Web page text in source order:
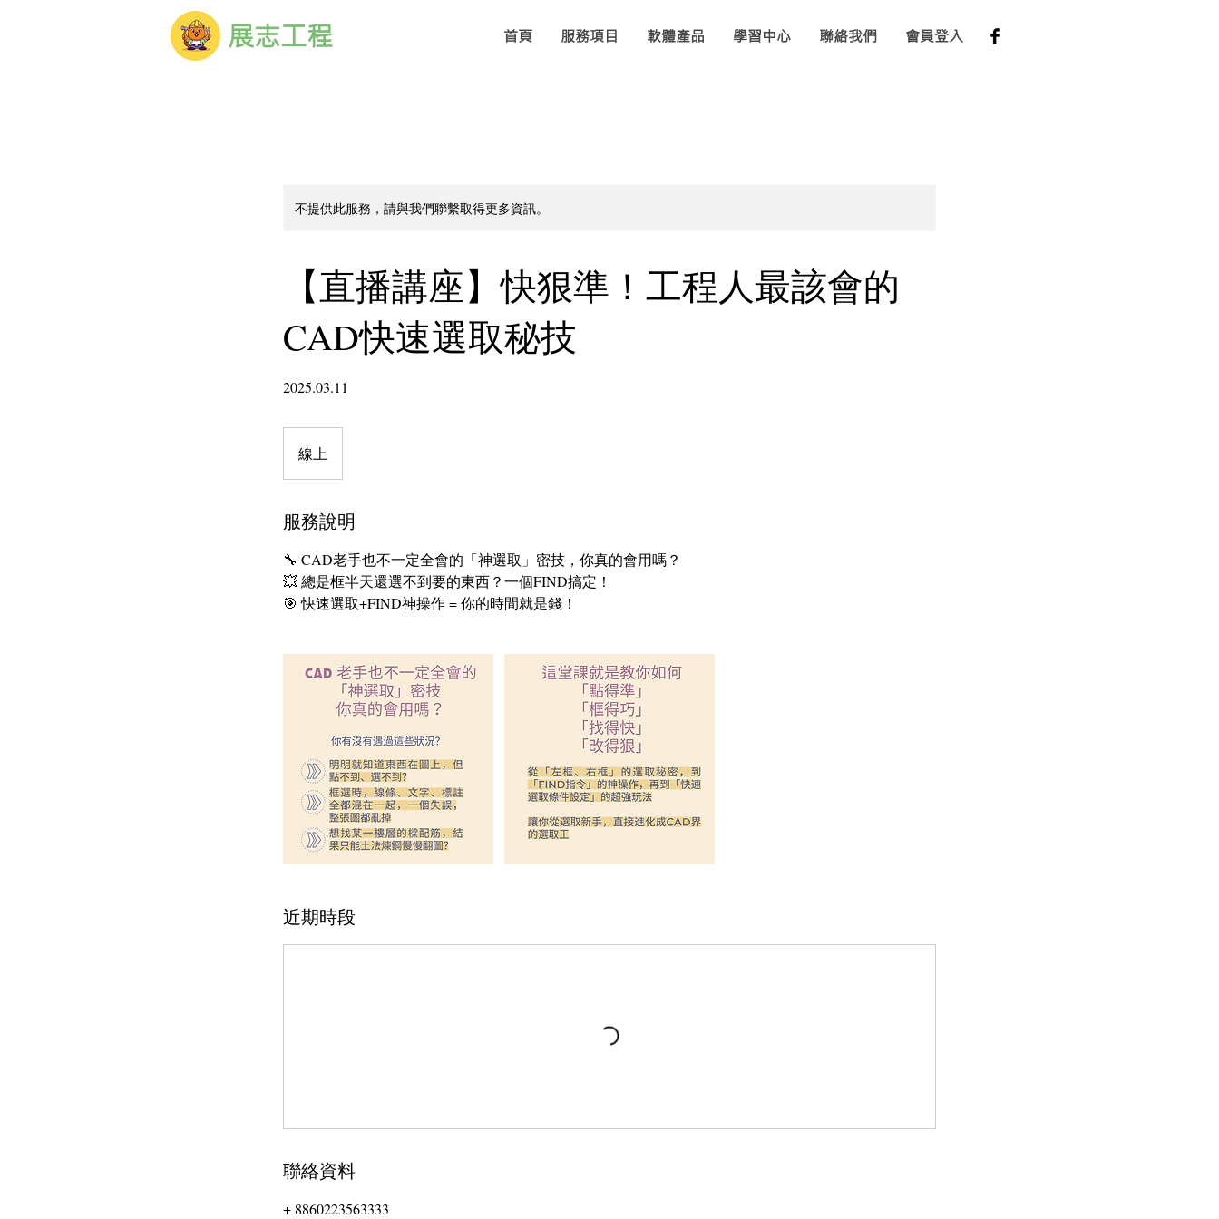
展志工程 首頁 服務項目 軟體產品 學習中心 聯絡我們 會員登入
不提供此服務，請與我們聯繫取得更多資訊。
【直播講座】快狠準！工程人最該會的
CAD快速選取秘技
2025.03.11
線上
服務說明
🔧 CAD老手也不一定全會的「神選取」密技，你真的會用嗎？
💥 總是框半天還選不到要的東西？一個FIND搞定！
🎯 快速選取+FIND神操作 = 你的時間就是錢！
近期時段
聯絡資料
+ 8860223563333